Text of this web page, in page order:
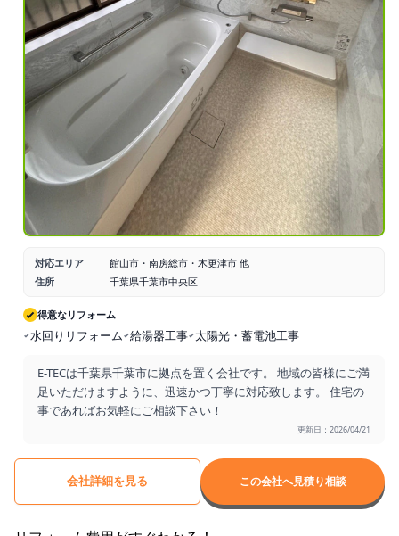
対応エリア
館山市・南房総市・木更津市 他
住所
千葉県千葉市中央区
得意なリフォーム
水回りリフォーム 給湯器工事 太陽光・蓄電池工事
E-TECは千葉県千葉市に拠点を置く会社です。 地域の皆様にご満
足いただけますように、迅速かつ丁寧に対応致します。 住宅の
事であればお気軽にご相談下さい！
更新日：2026/04/21
会社詳細を見る この会社へ見積り相談